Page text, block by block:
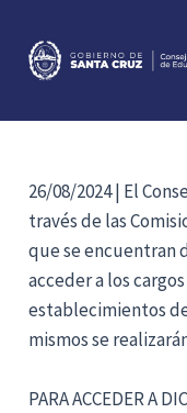
contenido
26/08/2024 | El
través de las
que se encuentran
acceder a los
establecimientos
mismos se
PARA ACCEDER A